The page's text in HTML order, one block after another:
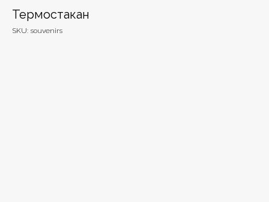
Термостакан
SKU: souvenirs